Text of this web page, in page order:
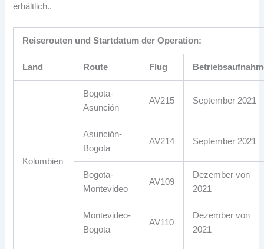
erhältlich..
Reiserouten und Startdatum der Operation:
Land Route Flug
Kolumbien
Bogota-
Asunción
AV215 September 2021
Asunción-
Bogota
AV214 September 2021
Bogota-
Montevideo
AV109
Dezember von
2021
Montevideo-
Bogota
AV110
Dezember von
2021